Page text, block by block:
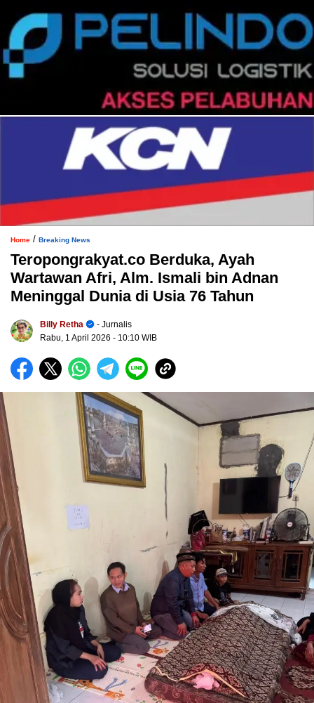
Home / Breaking News
Teropongrakyat.co Berduka, Ayah
Wartawan Afri, Alm. Ismali bin Adnan
Meninggal Dunia di Usia 76 Tahun
Billy Retha
- Jurnalis
Rabu, 1 April 2026 - 10:10 WIB